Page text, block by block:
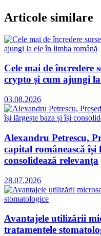
Articole similare
Cele mai de încredere
crypto și cum ajungi
03.08.2026
Alexandru Petrescu,
capital românească își
consolidează relevanța
28.07.2026
Avantajele utilizării
tratamentele